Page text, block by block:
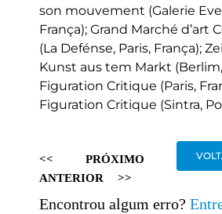
son mouvement (Galerie
França); Grand Marché d’art
(La Defénse, Paris, França);
Kunst aus tem Markt
Figuration Critique (Paris,
Figuration Critique (Sintra,
<<
ANTERIOR
PRÓXIMO
>>
Encontrou algum erro?